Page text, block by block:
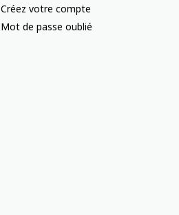
Créez votre compte
Mot de passe oublié